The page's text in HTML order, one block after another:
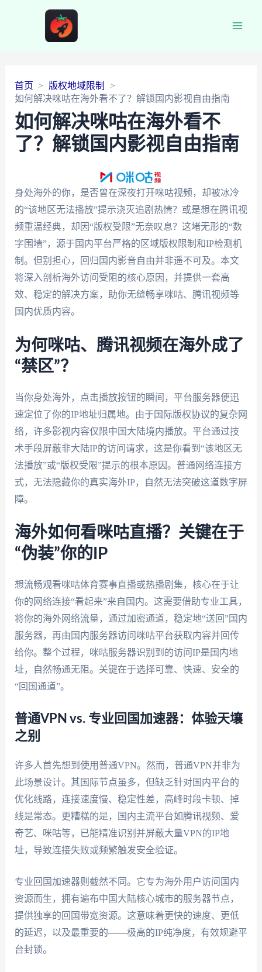
首页
版权地域限制
如何解决咪咕在海外看不了？解锁国内影视自由指南
如何解决咪咕在海外看不
了？解锁国内影视自由指南
身处海外的你，是否曾在深夜打开咪咕视频，却被冰冷
的“该地区无法播放”提示浇灭追剧热情？或是想在腾讯视
频重温经典，却因“版权受限”无奈叹息？这堵无形的“数
字围墙”，源于国内平台严格的区域版权限制和IP检测机
制。但别担心，回归国内影音自由并非遥不可及。本文
将深入剖析海外访问受阻的核心原因，并提供一套高
效、稳定的解决方案，助你无缝畅享咪咕、腾讯视频等
国内优质内容。
为何咪咕、腾讯视频在海外成了
“禁区”？
当你身处海外，点击播放按钮的瞬间，平台服务器便迅
速定位了你的IP地址归属地。由于国际版权协议的复杂网
络，许多影视内容仅限中国大陆境内播放。平台通过技
术手段屏蔽非大陆IP的访问请求，这是你看到“该地区无
法播放”或“版权受限”提示的根本原因。普通网络连接方
式，无法隐藏你的真实海外IP，自然无法突破这道数字屏
障。
海外如何看咪咕直播？关键在于
“伪装”你的IP
想流畅观看咪咕体育赛事直播或热播剧集，核心在于让
你的网络连接“看起来”来自国内。这需要借助专业工具，
将你的海外网络流量，通过加密通道，稳定地“送回”国内
服务器，再由国内服务器访问咪咕平台获取内容并回传
给你。整个过程，咪咕服务器识别到的访问IP是国内地
址，自然畅通无阻。关键在于选择可靠、快速、安全的
“回国通道”。
普通VPN vs. 专业回国加速器：体验天壤
之别
许多人首先想到使用普通VPN。然而，普通VPN并非为
此场景设计。其国际节点虽多，但缺乏针对国内平台的
优化线路，连接速度慢、稳定性差，高峰时段卡顿、掉
线是常态。更糟糕的是，国内主流平台如腾讯视频、爱
奇艺、咪咕等，已能精准识别并屏蔽大量VPN的IP地
址，导致连接失败或频繁触发安全验证。
专业回国加速器则截然不同。它专为海外用户访问国内
资源而生，拥有遍布中国大陆核心城市的服务器节点，
提供独享的回国带宽资源。这意味着更快的速度、更低
的延迟，以及最重要的——极高的IP纯净度，有效规避平
台封锁。